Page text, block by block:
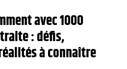
avec 1000
: défis,
à connaître